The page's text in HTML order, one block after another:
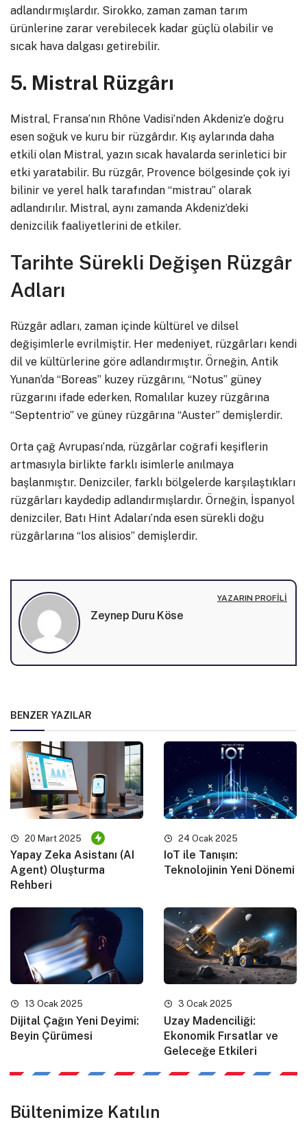
adlandırmışlardır. Sirokko, zaman zaman tarım
ürünlerine zarar verebilecek kadar güçlü olabilir ve
sıcak hava dalgası getirebilir.
5. Mistral Rüzgârı
Mistral, Fransa’nın Rhône Vadisi’nden Akdeniz’e doğru
esen soğuk ve kuru bir rüzgârdır. Kış aylarında daha
etkili olan Mistral, yazın sıcak havalarda serinletici bir
etki yaratabilir. Bu rüzgâr, Provence bölgesinde çok iyi
bilinir ve yerel halk tarafından “mistrau” olarak
adlandırılır. Mistral, aynı zamanda Akdeniz’deki
denizcilik faaliyetlerini de etkiler.
Tarihte Sürekli Değişen Rüzgâr
Adları
Rüzgâr adları, zaman içinde kültürel ve dilsel
değişimlerle evrilmiştir. Her medeniyet, rüzgârları kendi
dil ve kültürlerine göre adlandırmıştır. Örneğin, Antik
Yunan’da “Boreas” kuzey rüzgârını, “Notus” güney
rüzgarını ifade ederken, Romalılar kuzey rüzgârına
“Septentrio” ve güney rüzgârına “Auster” demişlerdir.
Orta çağ Avrupası’nda, rüzgârlar coğrafi keşiflerin
artmasıyla birlikte farklı isimlerle anılmaya
başlanmıştır. Denizciler, farklı bölgelerde karşılaştıkları
rüzgârları kaydedip adlandırmışlardır. Örneğin, İspanyol
denizciler, Batı Hint Adaları’nda esen sürekli doğu
rüzgârlarına “los alisios” demişlerdir.
Zeynep Duru Köse
YAZARIN PROFILI
BENZER YAZILAR
20 Mart 2025
Yapay Zeka Asistanı (AI
Agent) Oluşturma
Rehberi
24 Ocak 2025
IoT ile Tanışın:
Teknolojinin Yeni Dönemi
13 Ocak 2025
Dijital Çağın Yeni Deyimi:
Beyin Çürümesi
3 Ocak 2025
Uzay Madenciliği:
Ekonomik Fırsatlar ve
Geleceğe Etkileri
Bültenimize Katılın